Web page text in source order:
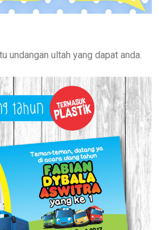
undangan ultah yang dapat anda.